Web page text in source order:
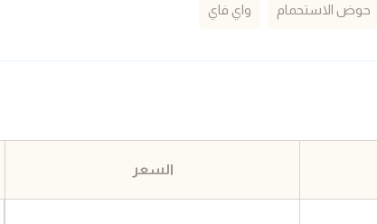
حوض الاستحمام واي فاي
السعر